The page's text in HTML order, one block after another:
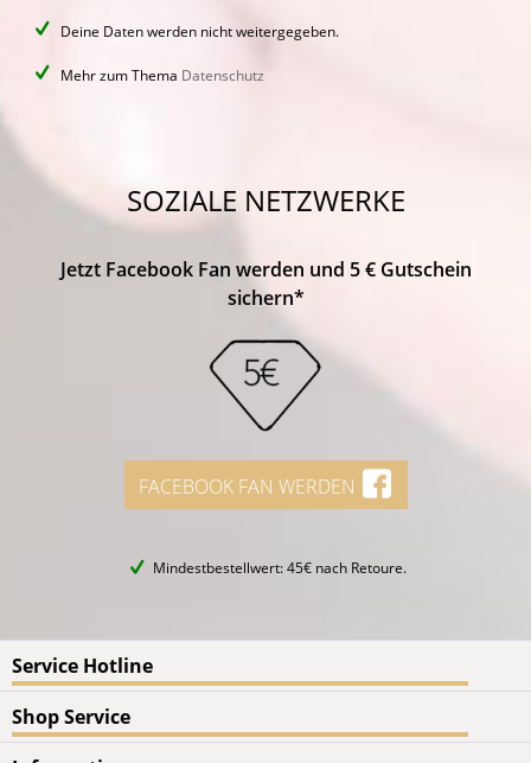
Deine Daten werden nicht weitergegeben.
Mehr zum Thema Datenschutz
SOZIALE NETZWERKE
Jetzt Facebook Fan werden und 5 € Gutschein
sichern*
FACEBOOK FAN WERDEN
Mindestbestellwert: 45€ nach Retoure.
Service Hotline
Shop Service